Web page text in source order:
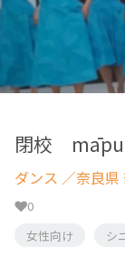
閉校
ダンス ／奈良県
0
女性向け
シ